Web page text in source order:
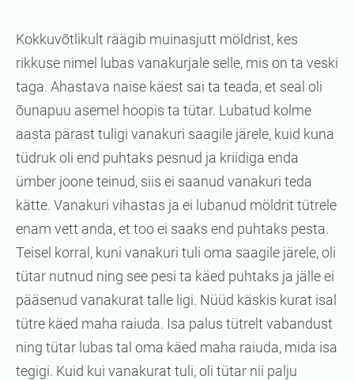
Kokkuvõtlikult räägib muinasjutt möldrist, kes
rikkuse nimel lubas vanakurjale selle, mis on ta veski
taga. Ahastava naise käest sai ta teada, et seal oli
õunapuu asemel hoopis ta tütar. Lubatud kolme
aasta pärast tuligi vanakuri saagile järele, kuid kuna
tüdruk oli end puhtaks pesnud ja kriidiga enda
ümber joone teinud, siis ei saanud vanakuri teda
kätte. Vanakuri vihastas ja ei lubanud möldrit tütrele
enam vett anda, et too ei saaks end puhtaks pesta.
Teisel korral, kuni vanakuri tuli oma saagile järele, oli
tütar nutnud ning see pesi ta käed puhtaks ja jälle ei
pääsenud vanakurat talle ligi. Nüüd käskis kurat isal
tütre käed maha raiuda. Isa palus tütrelt vabandust
ning tütar lubas tal oma käed maha raiuda, mida isa
tegigi. Kuid kui vanakurat tuli, oli tütar nii palju